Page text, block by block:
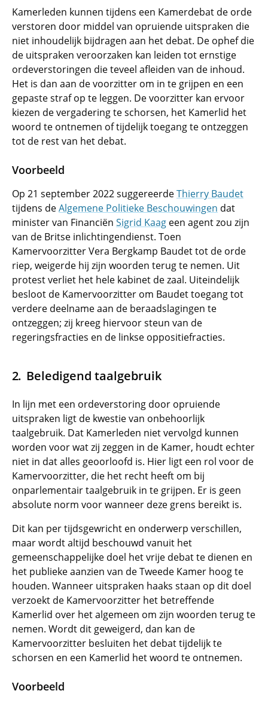
Kamerleden kunnen tijdens een Kamerdebat de orde
verstoren door middel van opruiende uitspraken die
niet inhoudelijk bijdragen aan het debat. De ophef die
de uitspraken veroorzaken kan leiden tot ernstige
ordeverstoringen die teveel afleiden van de inhoud.
Het is dan aan de voorzitter om in te grijpen en een
gepaste straf op te leggen. De voorzitter kan ervoor
kiezen de vergadering te schorsen, het Kamerlid het
woord te ontnemen of tijdelijk toegang te ontzeggen
tot de rest van het debat.
Voorbeeld
Op 21 september 2022 suggereerdeThierry Baudet
tijdens deAlgemene Politieke Beschouwingen dat
minister van Financiën Sigrid Kaag een agent zou zijn
van de Britse inlichtingendienst. Toen
Kamervoorzitter Vera Bergkamp Baudet tot de orde
riep, weigerde hij zijn woorden terug te nemen. Uit
protest verliet het hele kabinet de zaal. Uiteindelijk
besloot de Kamervoorzitter om Baudet toegang tot
verdere deelname aan de beraadslagingen te
ontzeggen; zij kreeg hiervoor steun van de
regeringsfracties en de linkse oppositiefracties.
Beledigend taalgebruik
In lijn met een ordeverstoring door opruiende
uitspraken ligt de kwestie van onbehoorlijk
taalgebruik. Dat Kamerleden niet vervolgd kunnen
worden voor wat zij zeggen in de Kamer, houdt echter
niet in dat alles geoorloofd is. Hier ligt een rol voor de
Kamervoorzitter, die het recht heeft om bij
onparlementair taalgebruik in te grijpen. Er is geen
absolute norm voor wanneer deze grens bereikt is.
Dit kan per tijdsgewricht en onderwerp verschillen,
maar wordt altijd beschouwd vanuit het
gemeenschappelijke doel het vrije debat te dienen en
het publieke aanzien van de Tweede Kamer hoog te
houden. Wanneer uitspraken haaks staan op dit doel
verzoekt de Kamervoorzitter het betreffende
Kamerlid over het algemeen om zijn woorden terug te
nemen. Wordt dit geweigerd, dan kan de
Kamervoorzitter besluiten het debat tijdelijk te
schorsen en een Kamerlid het woord te ontnemen.
Voorbeeld